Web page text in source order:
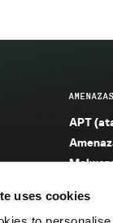
uses cookies
AMENAZAS
APT
Entorno